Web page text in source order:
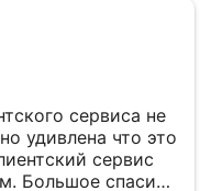
сервиса не
удивлена что это
сервис
Большое спасибо